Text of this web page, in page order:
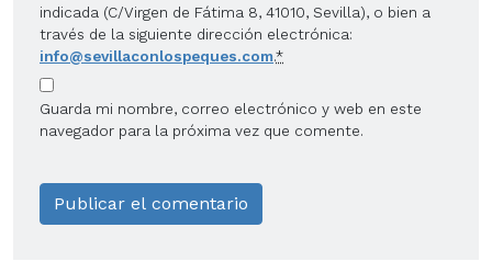
indicada (C/Virgen de Fátima 8, 41010, Sevilla), o bien a
través de la siguiente dirección electrónica:
info@sevillaconlospeques.com.*
Guarda mi nombre, correo electrónico y web en este
navegador para la próxima vez que comente.